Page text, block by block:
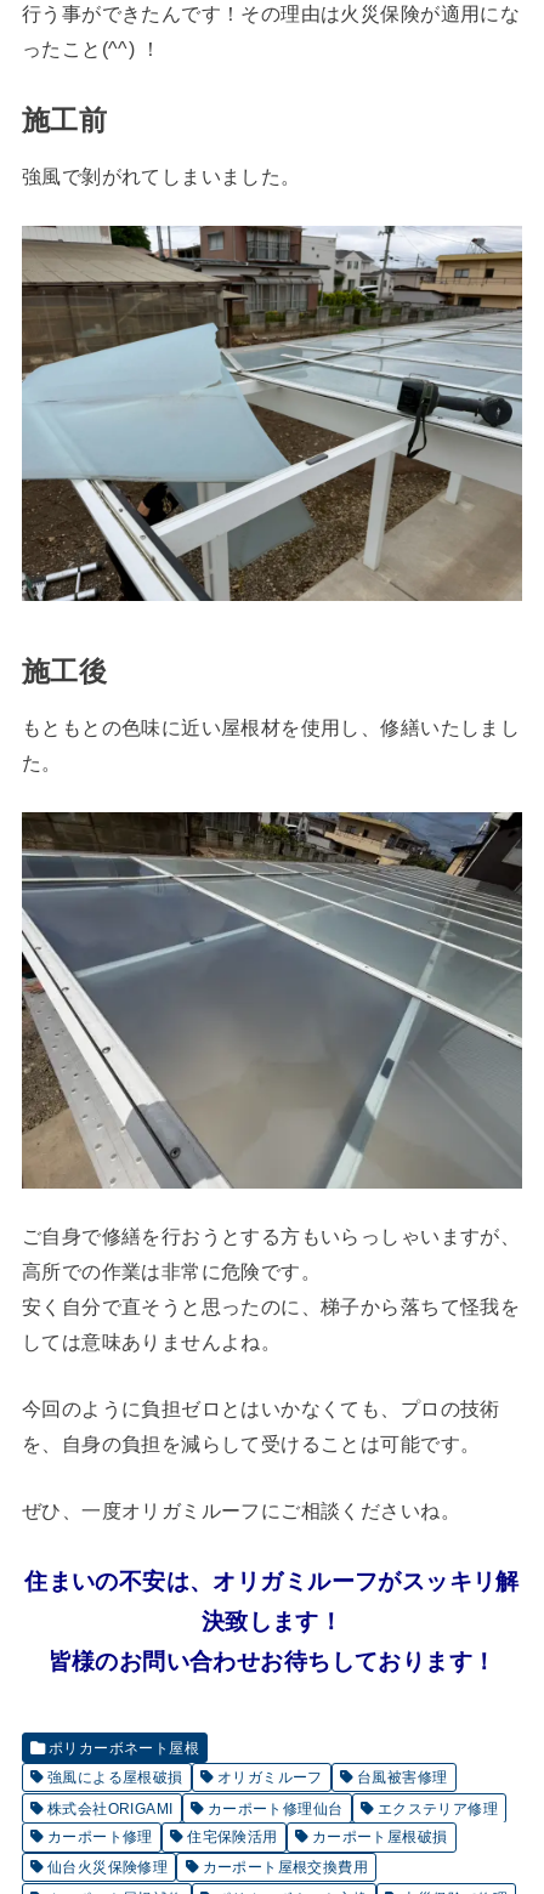
行う事ができたんです！その理由は火災保険が適用にな
ったこと(^^) ！
施工前
強風で剝がれてしまいました。
施工後
もともとの色味に近い屋根材を使用し、修繕いたしまし
た。
ご自身で修繕を行おうとする方もいらっしゃいますが、
高所での作業は非常に危険です。
安く自分で直そうと思ったのに、梯子から落ちて怪我を
しては意味ありませんよね。
今回のように負担ゼロとはいかなくても、プロの技術
を、自身の負担を減らして受けることは可能です。
ぜひ、一度オリガミルーフにご相談くださいね。
住まいの不安は、オリガミルーフがスッキリ解
決致します！
皆様のお問い合わせお待ちしております！
ポリカーボネート屋根
強風による屋根破損
オリガミルーフ
台風被害修理
株式会社ORIGAMI
カーポート修理仙台
エクステリア修理
カーポート修理
住宅保険活用
カーポート屋根破損
仙台火災保険修理
カーポート屋根交換費用